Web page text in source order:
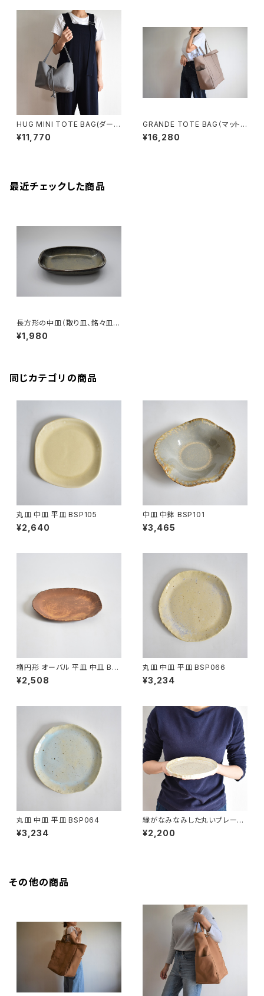
HUG MINI TOTE BAG(ダーク
グレー)
¥11,770
GRANDE TOTE BAG（マットブ
ラウン）
¥16,280
最近チェックした商品
長方形の中皿（取り皿、銘々皿、
中皿）赤土×白鼠結晶釉
¥1,980
同じカテゴリの商品
丸皿 中皿 平皿 BSP105
¥2,640
中皿 中鉢 BSP101
¥3,465
楕円形 オーバル 平皿 中皿 BS
P090
¥2,508
丸皿 中皿 平皿 BSP066
¥3,234
丸皿 中皿 平皿 BSP064
¥3,234
縁がなみなみした丸いプレート
中皿(白/光沢/点模様/白御影土)
¥2,200
その他の商品